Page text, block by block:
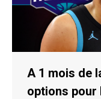
A 1 mois de
options pour